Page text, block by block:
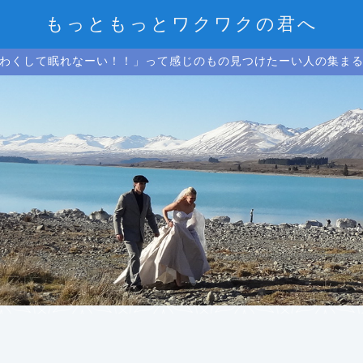
もっともっとワクワクの君へ
くして眠れなーい！！」って感じのもの見つけたーい人の集ま